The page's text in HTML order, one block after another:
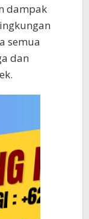
dampak
semua
dan